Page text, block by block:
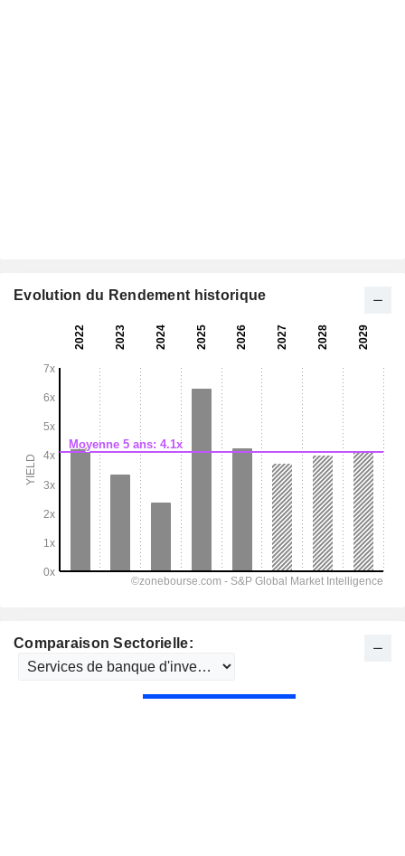
Comparaison Sectorielle:
Evolution du Rendement historique